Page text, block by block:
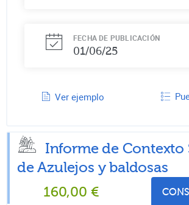
FECHA DE PUBLICACIÓN
01/06/25
Ver ejemplo
Informe de Contexto
de Azulejos y baldosas
160,00 €